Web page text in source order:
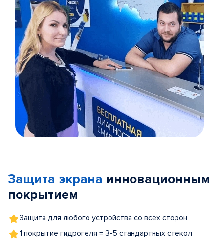
5
Защита экрана инновационным
покрытием
Защита для любого устройства со всех сторон
1 покрытие гидрогеля = 3-5 стандартных стекол